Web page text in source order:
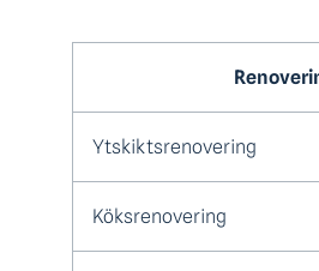
Ytskiktsrenovering
Köksrenovering